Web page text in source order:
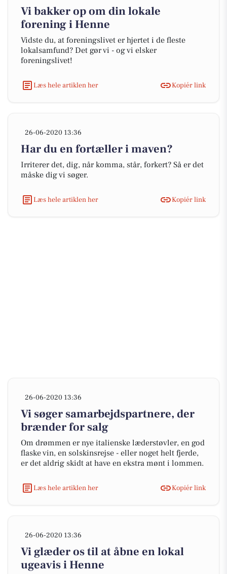
Vi bakker op om din lokale
forening i Henne
Vidste du, at foreningslivet er hjertet i de fleste
lokalsamfund? Det gør vi - og vi elsker
foreningslivet!
Læs hele artiklen her Kopiér link
26-06-2020 13:36
Har du en fortæller i maven?
Irriterer det, dig, når komma, står, forkert? Så er det
måske dig vi søger.
Læs hele artiklen her Kopiér link
26-06-2020 13:36
Vi søger samarbejdspartnere, der
brænder for salg
Om drømmen er nye italienske læderstøvler, en god
flaske vin, en solskinsrejse - eller noget helt fjerde,
er det aldrig skidt at have en ekstra mønt i lommen.
Læs hele artiklen her Kopiér link
26-06-2020 13:36
Vi glæder os til at åbne en lokal
ugeavis i Henne